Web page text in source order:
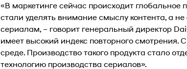
«В маркетинге сейчас происходит
стали уделять внимание смыслу контента, а
сериалам, – говорит генеральный директор
имеет высокий индекс повторного
среде. Производство такого продукта стало
технологию производства сериалов».